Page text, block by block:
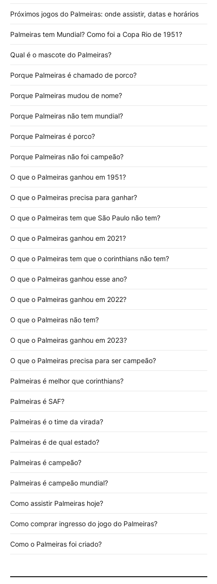
Próximos jogos do Palmeiras: onde assistir, datas e horários
Palmeiras tem Mundial? Como foi a Copa Rio de 1951?
Qual é o mascote do Palmeiras?
Porque Palmeiras é chamado de porco?
Porque Palmeiras mudou de nome?
Porque Palmeiras não tem mundial?
Porque Palmeiras é porco?
Porque Palmeiras não foi campeão?
O que o Palmeiras ganhou em 1951?
O que o Palmeiras precisa para ganhar?
O que o Palmeiras tem que São Paulo não tem?
O que o Palmeiras ganhou em 2021?
O que o Palmeiras tem que o corinthians não tem?
O que o Palmeiras ganhou esse ano?
O que o Palmeiras ganhou em 2022?
O que o Palmeiras não tem?
O que o Palmeiras ganhou em 2023?
O que o Palmeiras precisa para ser campeão?
Palmeiras é melhor que corinthians?
Palmeiras é SAF?
Palmeiras é o time da virada?
Palmeiras é de qual estado?
Palmeiras é campeão?
Palmeiras é campeão mundial?
Como assistir Palmeiras hoje?
Como comprar ingresso do jogo do Palmeiras?
Como o Palmeiras foi criado?